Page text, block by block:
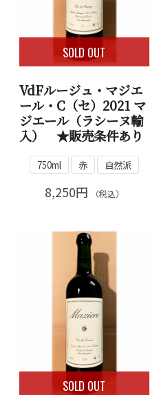
SOLD OUT
VdFルージュ・マジエ
ール・C（セ）2021 マ
ジエール（ラシーヌ輸
入） ★販売条件あり
750ml 赤 自然派
8,250円 （税込）
SOLD OUT